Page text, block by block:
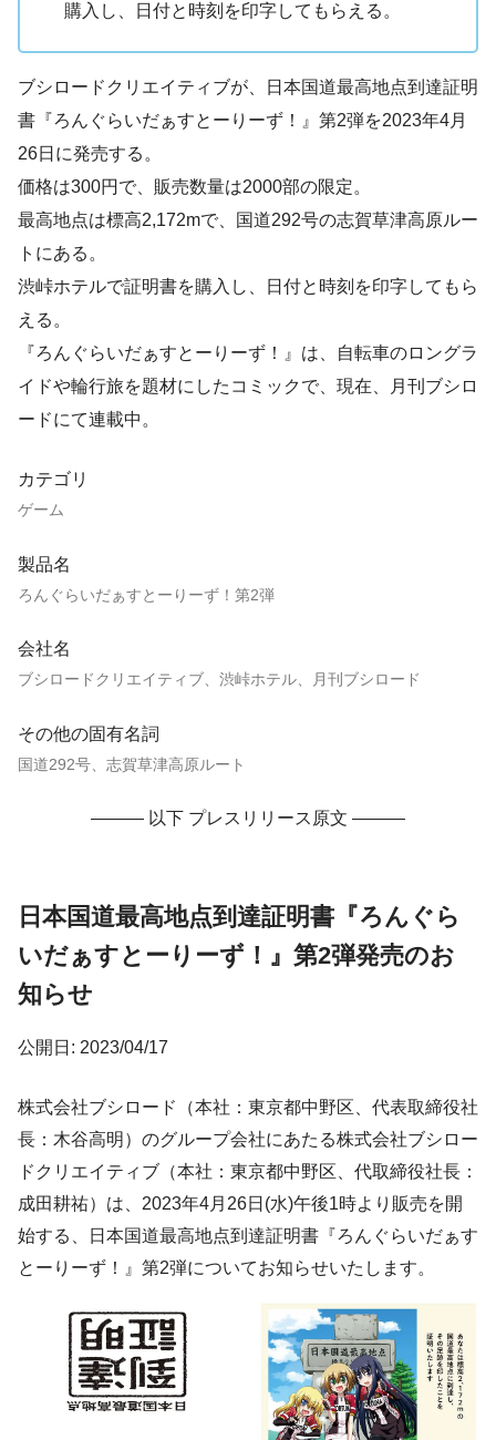
購入し、日付と時刻を印字してもらえる。
ブシロードクリエイティブが、日本国道最高地点到達証明
書『ろんぐらいだぁすとーりーず！』第2弾を2023年4月
26日に発売する。
価格は300円で、販売数量は2000部の限定。
最高地点は標高2,172mで、国道292号の志賀草津高原ルー
トにある。
渋峠ホテルで証明書を購入し、日付と時刻を印字してもら
える。
『ろんぐらいだぁすとーりーず！』は、自転車のロングラ
イドや輪行旅を題材にしたコミックで、現在、月刊ブシロ
ードにて連載中。
カテゴリ
ゲーム
製品名
ろんぐらいだぁすとーりーず！第2弾
会社名
ブシロードクリエイティブ、渋峠ホテル、月刊ブシロード
その他の固有名詞
国道292号、志賀草津高原ルート
——— 以下 プレスリリース原文 ———
日本国道最高地点到達証明書『ろんぐら
いだぁすとーりーず！』第2弾発売のお
知らせ
公開日: 2023/04/17
株式会社ブシロード（本社：東京都中野区、代表取締役社
⻑：木谷高明）のグループ会社にあたる株式会社ブシロー
ドクリエイティブ（本社：東京都中野区、代取締役社長：
成田耕祐）は、2023年4月26日(水)午後1時より販売を開
始する、日本国道最高地点到達証明書『ろんぐらいだぁす
とーりーず！』第2弾についてお知らせいたします。